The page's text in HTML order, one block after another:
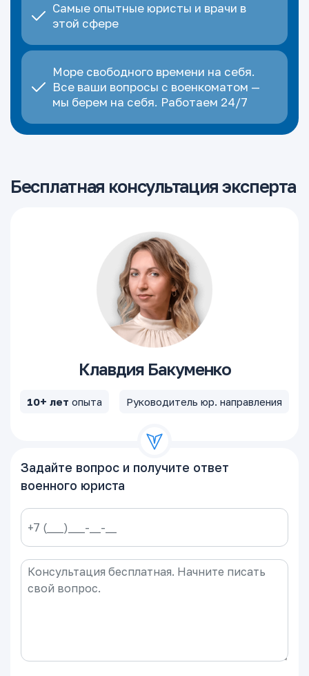
Самые опытные юристы и врачи в
этой сфере
Море свободного времени на себя.
Все ваши вопросы с военкоматом —
мы берем на себя. Работаем 24/7
Бесплатная консультация эксперта
Клавдия Бакуменко
10+ лет опыта Руководитель юр. направления
Задайте вопрос и получите ответ
военного юриста